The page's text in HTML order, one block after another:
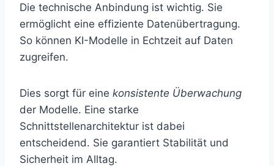
Die technische Anbindung ist wichtig. Sie
ermöglicht eine effiziente Datenübertragung.
So können KI-Modelle in Echtzeit auf Daten
zugreifen.
Dies sorgt für eine konsistente Überwachung
der Modelle. Eine starke
Schnittstellenarchitektur ist dabei
entscheidend. Sie garantiert Stabilität und
Sicherheit im Alltag.